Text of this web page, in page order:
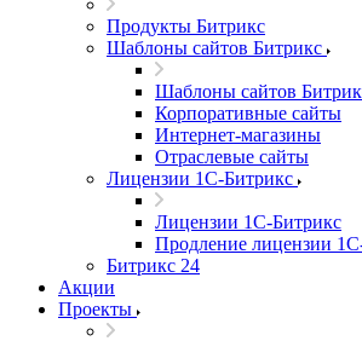
Продукты Битрикс
Шаблоны сайтов Битрикс
Шаблоны сайтов
Корпоративные сайты
Интернет-магазины
Отраслевые сайты
Лицензии 1С-Битрикс
Лицензии 1С-Битрикс
Продление лицензии
Битрикс 24
Акции
Проекты